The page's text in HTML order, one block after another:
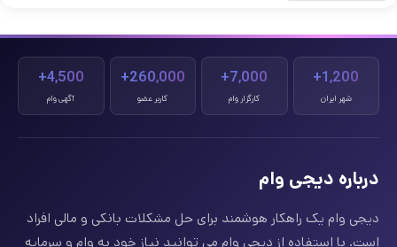
1,200+
شهر ایران
7,000+
کارگزار وام
260,000+
کاربر عضو
4,500+
آگهی وام
درباره دیجی وام
دیجی وام یک راهکار هوشمند برای حل مشکلات بانکی و مالی افراد
است. با استفاده از دیجی وام می توانید نیاز خود به وام و سرمایه